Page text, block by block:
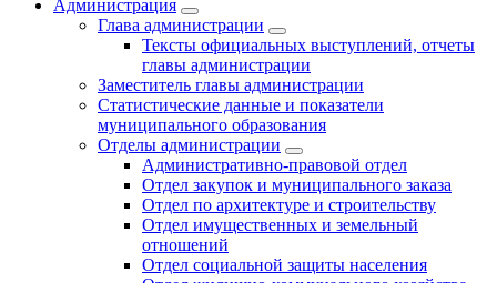
Администрация
Глава администрации
Тексты официальных выступлений, отчеты
главы администрации
Заместитель главы администрации
Статистические данные и показатели
муниципального образования
Отделы администрации
Административно-правовой отдел
Отдел закупок и муниципального заказа
Отдел по архитектуре и строительству
Отдел имущественных и земельный
отношений
Отдел социальной защиты населения